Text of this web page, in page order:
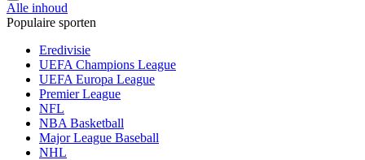
Alle inhoud
Populaire sporten
Eredivisie
UEFA Champions League
UEFA Europa League
Premier League
NFL
NBA Basketball
Major League Baseball
NHL